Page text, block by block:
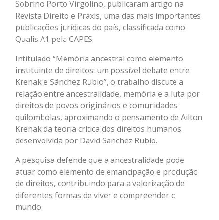
Sobrino Porto Virgolino, publicaram artigo na
Revista Direito e Práxis, uma das mais importantes
publicações jurídicas do país, classificada como
Qualis A1 pela CAPES.
Intitulado “Memória ancestral como elemento
instituinte de direitos: um possível debate entre
Krenak e Sánchez Rubio”, o trabalho discute a
relação entre ancestralidade, memória e a luta por
direitos de povos originários e comunidades
quilombolas, aproximando o pensamento de Ailton
Krenak da teoria crítica dos direitos humanos
desenvolvida por David Sánchez Rubio.
A pesquisa defende que a ancestralidade pode
atuar como elemento de emancipação e produção
de direitos, contribuindo para a valorização de
diferentes formas de viver e compreender o
mundo.